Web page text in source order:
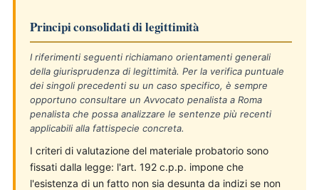
Principi consolidati di legittimità
I riferimenti seguenti richiamano orientamenti generali
della giurisprudenza di legittimità. Per la verifica puntuale
dei singoli precedenti su un caso specifico, è sempre
opportuno consultare un Avvocato penalista a Roma
penalista che possa analizzare le sentenze più recenti
applicabili alla fattispecie concreta.
I criteri di valutazione del materiale probatorio sono
fissati dalla legge: l'art. 192 c.p.p. impone che
l'esistenza di un fatto non sia desunta da indizi se non